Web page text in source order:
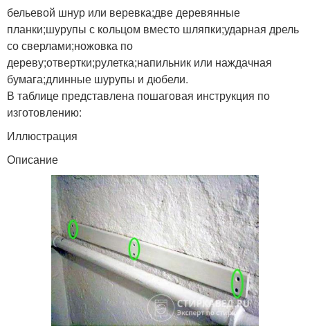
бельевой шнур или веревка;две деревянные
планки;шурупы с кольцом вместо шляпки;ударная дрель
со сверлами;ножовка по
дереву;отвертки;рулетка;напильник или наждачная
бумага;длинные шурупы и дюбели.
В таблице представлена пошаговая инструкция по
изготовлению:
Иллюстрация
Описание